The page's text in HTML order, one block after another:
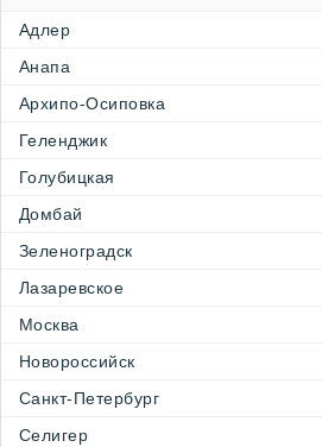
Адлер
Анапа
Архипо-Осиповка
Геленджик
Голубицкая
Домбай
Зеленоградск
Лазаревское
Москва
Новороссийск
Санкт-Петербург
Селигер